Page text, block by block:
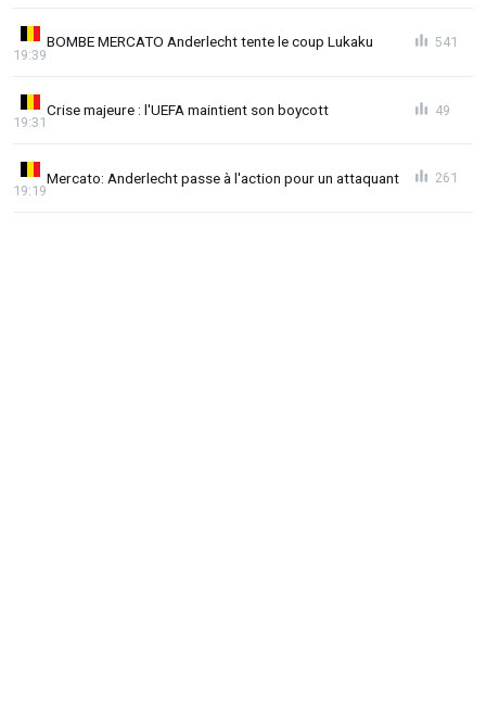
BOMBE MERCATO Anderlecht tente le coup Lukaku
19:39
541
Crise majeure : l'UEFA maintient son boycott
19:31
49
Mercato: Anderlecht passe à l'action pour un attaquant
19:19
261